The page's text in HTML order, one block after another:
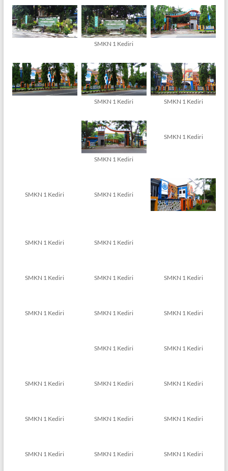
SMKN 1 Kediri
SMKN 1 Kediri SMKN 1 Kediri
SMKN 1 Kediri
SMKN 1 Kediri
SMKN 1 Kediri SMKN 1 Kediri
SMKN 1 Kediri SMKN 1 Kediri
SMKN 1 Kediri SMKN 1 Kediri SMKN 1 Kediri
SMKN 1 Kediri SMKN 1 Kediri SMKN 1 Kediri
SMKN 1 Kediri SMKN 1 Kediri
SMKN 1 Kediri SMKN 1 Kediri SMKN 1 Kediri
SMKN 1 Kediri SMKN 1 Kediri SMKN 1 Kediri
SMKN 1 Kediri SMKN 1 Kediri SMKN 1 Kediri